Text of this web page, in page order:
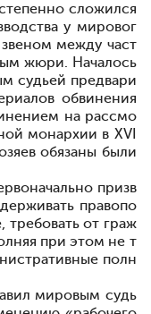
сложился
у мировог
между част
жюри. Началось
судьей предвари
обвинения
на рассмо
монархии в XVI
обязаны были
призв
правопо
от граж
при этом не т
полн
мировым судь